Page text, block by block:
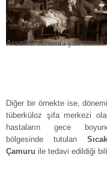
Arseniketkilerini yok etmek
Diğer bir örnekte ise,
tüberküloz şifa merkezi
hastaların gece
bölgesinde tutulan
Çamuru ile tedavi edildiği